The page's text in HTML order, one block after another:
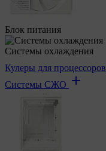
Блок питания
Системы охлаждения
Кулеры для процессоров
Системы СЖО